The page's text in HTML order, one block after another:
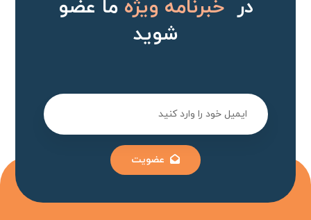
درخبرنامه ویژهما عضو
شوید
عضویت